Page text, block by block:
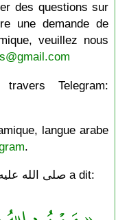
des questions sur
une demande de
veuillez nous
Telegram:
langue arabe
.
Le Messager de Allâh صلى الله عليه وسلّم a dit: